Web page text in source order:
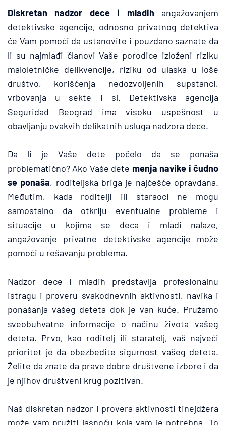
Diskretan nadzor dece i mladih angažovanjem
detektivske agencije, odnosno privatnog detektiva
će Vam pomoći da ustanovite i pouzdano saznate da
li su najmlađi članovi Vaše porodice izloženi riziku
maloletničke delikvencije, riziku od ulaska u loše
društvo, korišćenja nedozvoljenih supstanci,
vrbovanja u sekte i sl. Detektivska agencija
Seguridad Beograd ima visoku uspešnost u
obavljanju ovakvih delikatnih usluga nadzora dece.
Da li je Vaše dete počelo da se ponaša
problematično? Ako Vaše dete menja navike i čudno
se ponaša, roditeljska briga je najčešće opravdana.
Međutim, kada roditelji ili staraoci ne mogu
samostalno da otkriju eventualne probleme i
situacije u kojima se deca i mladi nalaze,
angažovanje privatne detektivske agencije može
pomoći u rešavanju problema.
Nadzor dece i mladih predstavlja profesionalnu
istragu i proveru svakodnevnih aktivnosti, navika i
ponašanja vašeg deteta dok je van kuće. Pružamo
sveobuhvatne informacije o načinu života vašeg
deteta. Prvo, kao roditelj ili staratelj, vaš najveći
prioritet je da obezbedite sigurnost vašeg deteta.
Želite da znate da prave dobre društvene izbore i da
je njihov društveni krug pozitivan.
Naš diskretan nadzor i provera aktivnosti tinejdžera
može vam pružiti jasnoću koja vam je potrebna. To